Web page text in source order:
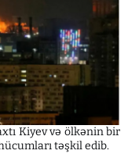
Kiyev və ölkənin bir
təşkil edib.